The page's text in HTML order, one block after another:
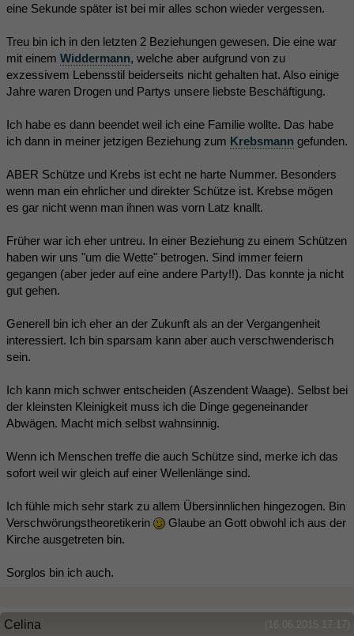
eine Sekunde später ist bei mir alles schon wieder vergessen.
Treu bin ich in den letzten 2 Beziehungen gewesen. Die eine war
mit einem Widdermann, welche aber aufgrund von zu
exzessivem Lebensstil beiderseits nicht gehalten hat. Also einige
Jahre waren Drogen und Partys unsere liebste Beschäftigung.
Ich habe es dann beendet weil ich eine Familie wollte. Das habe
ich dann in meiner jetzigen Beziehung zum Krebsmann gefunden.
ABER Schütze und Krebs ist echt ne harte Nummer. Besonders
wenn man ein ehrlicher und direkter Schütze ist. Krebse mögen
es gar nicht wenn man ihnen was vorn Latz knallt.
Früher war ich eher untreu. In einer Beziehung zu einem Schützen
haben wir uns "um die Wette" betrogen. Sind immer feiern
gegangen (aber jeder auf eine andere Party!!). Das konnte ja nicht
gut gehen.
Generell bin ich eher an der Zukunft als an der Vergangenheit
interessiert. Ich bin sparsam kann aber auch verschwenderisch
sein.
Ich kann mich schwer entscheiden (Aszendent Waage). Selbst bei
der kleinsten Kleinigkeit muss ich die Dinge gegeneinander
Abwägen. Macht mich selbst wahnsinnig.
Wenn ich Menschen treffe die auch Schütze sind, merke ich das
sofort weil wir gleich auf einer Wellenlänge sind.
Ich fühle mich sehr stark zu allem Übersinnlichen hingezogen. Bin
Verschwörungstheoretikerin
Glaube an Gott obwohl ich aus der
Kirche ausgetreten bin.
Sorglos bin ich auch.
(16.06.2015 17:17)
Celina